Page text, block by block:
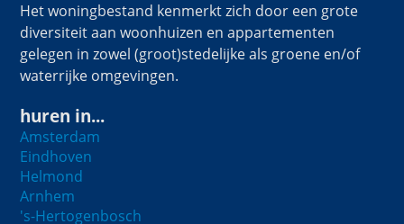
Het woningbestand kenmerkt zich door een grote
diversiteit aan woonhuizen en appartementen
gelegen in zowel (groot)stedelijke als groene en/of
waterrijke omgevingen.
huren in...
Amsterdam
Eindhoven
Helmond
Arnhem
's-Hertogenbosch